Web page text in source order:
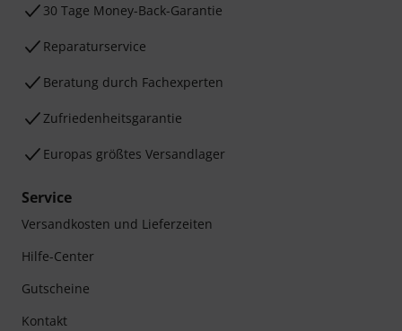
30 Tage Money-Back-Garantie
Reparaturservice
Beratung durch Fachexperten
Zufriedenheitsgarantie
Europas größtes Versandlager
Service
Versandkosten und Lieferzeiten
Hilfe-Center
Gutscheine
Kontakt